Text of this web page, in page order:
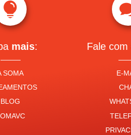

mais:
SOMA
BLOG
Fale
E-